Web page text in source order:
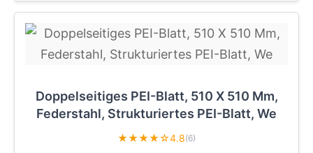
Doppelseitiges PEI-Blatt, 510 X 510 Mm,
Federstahl, Strukturiertes PEI-Blatt, We
★★★★☆4.8(6)